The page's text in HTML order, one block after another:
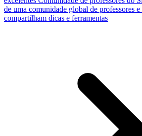
de uma comunidade global de professores e
compartilham dicas e ferramentas